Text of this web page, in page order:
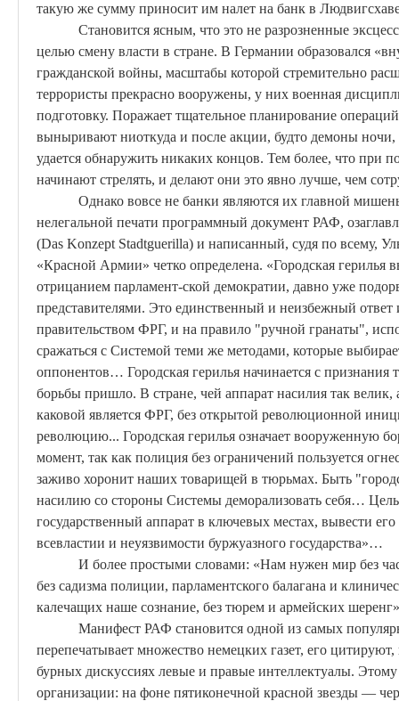
такую же сумму приносит им налет на банк в
Становится ясным, что это не разрозненные
целью смену власти в стране. В Германии образовался
гражданской войны, масштабы которой стремительно
террористы прекрасно вооружены, у них военная
подготовку. Поражает тщательное планирование
выныривают ниоткуда и после акции, будто демоны
удается обнаружить никаких концов. Тем более, что при
начинают стрелять, и делают они это явно лучше, чем
Однако вовсе не банки являются их главной
нелегальной печати программный документ РАФ,
(Das Konzept Stadtguerilla) и написанный, судя по всему,
«Красной Армии» четко определена. «Городская герилья
отрицанием парламент-ской демократии, давно уже
представителями. Это единственный и неизбежный
правительством ФРГ, и на правило "ручной гранаты",
сражаться с Системой теми же методами, которые
оппонентов… Городская герилья начинается с
борьбы пришло. В стране, чей аппарат насилия так
каковой является ФРГ, без открытой революционной
революцию... Городская герилья означает вооруженную
момент, так как полиция без ограничений пользуется
заживо хоронит наших товарищей в тюрьмах. Быть
насилию со стороны Системы деморализовать себя…
государственный аппарат в ключевых местах, вывести
всевластии и неуязвимости буржуазного государства»…
И более простыми словами: «Нам нужен мир без
без садизма полиции, парламентского балагана и
калечащих наше сознание, без тюрем и армейских
Манифест РАФ становится одной из самых
перепечатывает множество немецких газет, его
бурных дискуссиях левые и правые интеллектуалы. Этому
организации: на фоне пятиконечной красной звезды —